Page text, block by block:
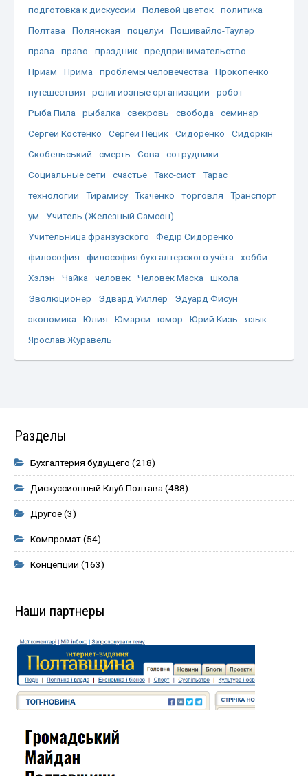
подготовка к дискуссии
Полевой цветок
политика
Полтава
Полянская поцелуи
Пошивайло-Таулер
права
право праздник
предпринимательство
Приам
Прима проблемы человечества
Прокопенко
путешествия
религиозные организации
робот
Рыба Пила
рыбалка свекровь свобода
семинар
Сергей Костенко
Сергей Пецик Сидоренко
Сидоркін
Скобельський
смерть Сова
сотрудники
Социальные сети
счастье Такс-сист
Тарас
технологии
Тирамису Ткаченко торговля
Транспорт
ум
Учитель (Железный Самсон)
Учительница франзузского
Федір Сидоренко
философия
философия бухгалтерского учёта
хобби
Хэлэн
Чайка человек Человек Маска
школа
Эволюционер
Эдвард Уиллер
Эдуард Фисун
экономика
Юлия Юмарси юмор Юрий Кизь
язык
Ярослав Журавель
Разделы
Бухгалтерия будущего (218)
Дискуссионный Клуб Полтава (488)
Другое(3)
Компромат(54)
Концепции (163)
Наши партнеры